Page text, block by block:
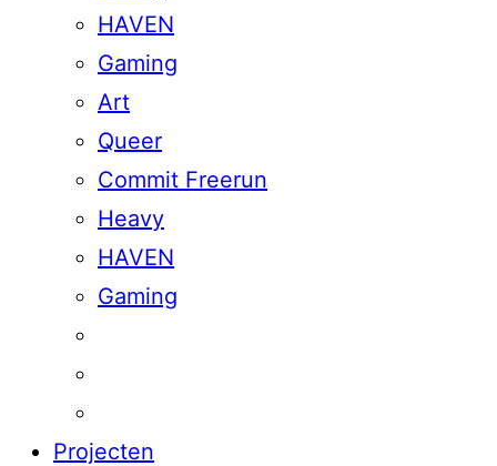
HAVEN
Gaming
Art
Queer
Commit Freerun
Heavy
HAVEN
Gaming
Projecten